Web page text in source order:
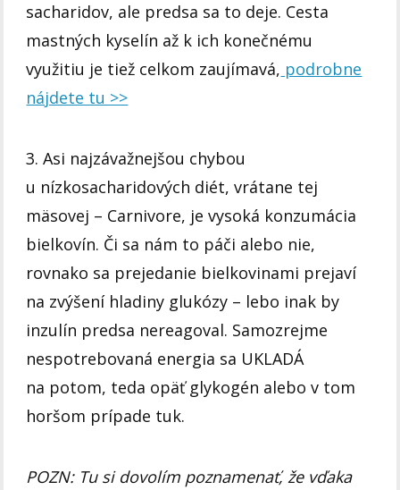
sacharidov, ale predsa sa to deje. Cesta
mastných kyselín až k ich konečnému
využitiu je tiež celkom zaujímavá, podrobne
nájdete tu >>
3. Asi najzávažnejšou chybou
u nízkosacharidových diét, vrátane tej
mäsovej – Carnivore, je vysoká konzumácia
bielkovín. Či sa nám to páči alebo nie,
rovnako sa prejedanie bielkovinami prejaví
na zvýšení hladiny glukózy – lebo inak by
inzulín predsa nereagoval. Samozrejme
nespotrebovaná energia sa UKLADÁ
na potom, teda opäť glykogén alebo v tom
horšom prípade tuk.
POZN: Tu si dovolím poznamenať, že vďaka